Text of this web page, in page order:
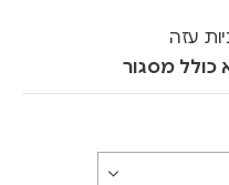
עזה
כולל מסגור